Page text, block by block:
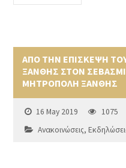
ΑΠΟ ΤΗΝ ΕΠΙΣΚΕΨΗ
ΞΑΝΘΗΣ ΣΤΟΝ
ΜΗΤΡΟΠΟΛΗ ΞΑΝΘΗΣ
16 May 2019 1075
Ανακοινώσεις,